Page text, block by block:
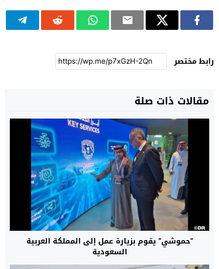
رابط مختصر
مقالات ذات صلة
“حموشي” يقوم بزيارة عمل إلى المملكة العربية
السعودية